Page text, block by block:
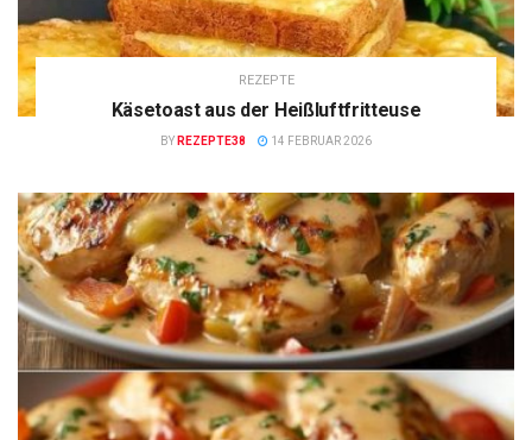
REZEPTE
Käsetoast aus der Heißluftfritteuse
BY REZEPTE38 14 FEBRUAR 2026